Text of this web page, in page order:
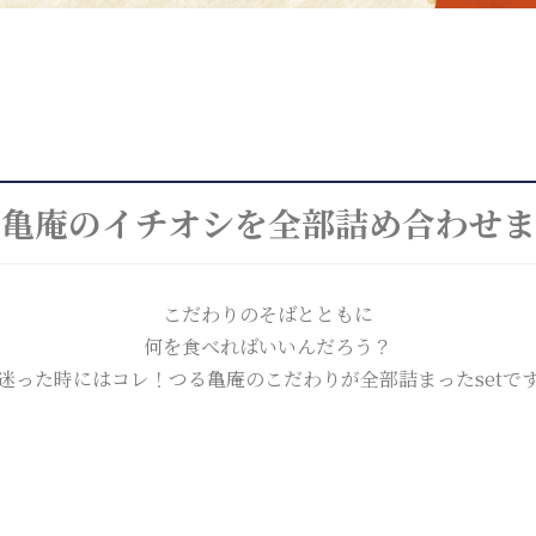
庵のイチオシを全部詰め合わせ
こだわりのそばとともに
何を食べればいいんだろう？
った時にはコレ！つる亀庵のこだわりが全部詰まったsetで